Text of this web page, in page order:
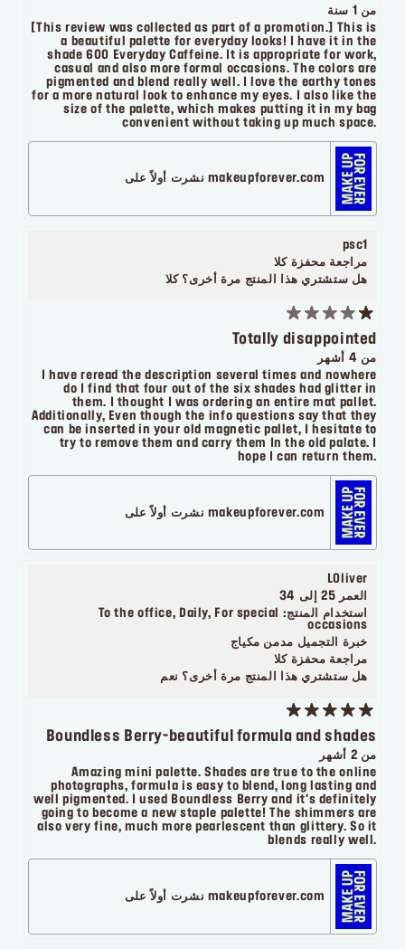
من 1 سنة
[This review was collected as part of a promotion.] This is
a beautiful palette for everyday looks! I have it in the
shade 600 Everyday Caffeine. It is appropriate for work,
casual and also more formal occasions. The colors are
pigmented and blend really well. I love the earthy tones
for a more natural look to enhance my eyes. I also like the
size of the palette, which makes putting it in my bag
convenient without taking up much space.
makeupforever.com نشرت أولاً على
psc1
مراجعة محفزة كلا
هل ستشتري هذا المنتج مرة أخرى؟ كلا
Totally disappointed
من 4 أشهر
I have reread the description several times and nowhere
do I find that four out of the six shades had glitter in
them. I thought I was ordering an entire mat pallet.
Additionally, Even though the info questions say that they
can be inserted in your old magnetic pallet, I hesitate to
try to remove them and carry them In the old palate. I
hope I can return them.
makeupforever.com نشرت أولاً على
LOliver
العمر 25 إلى 34
استخدام المنتج:
To the office, Daily, For special
occasions
خبرة التجميل مدمن مكياج
مراجعة محفزة كلا
هل ستشتري هذا المنتج مرة أخرى؟ نعم
Boundless Berry-beautiful formula and shades
من 2 أشهر
Amazing mini palette. Shades are true to the online
photographs, formula is easy to blend, long lasting and
well pigmented. I used Boundless Berry and it's definitely
going to become a new staple palette! The shimmers are
also very fine, much more pearlescent than glittery. So it
blends really well.
makeupforever.com نشرت أولاً على